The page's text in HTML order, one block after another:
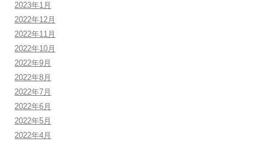
2023年1月
2022年12月
2022年11月
2022年10月
2022年9月
2022年8月
2022年7月
2022年6月
2022年5月
2022年4月